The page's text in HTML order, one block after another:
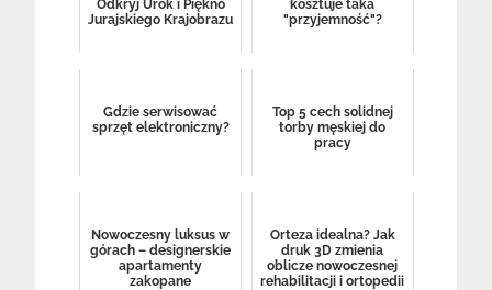
Odkryj Urok i Piękno
Jurajskiego Krajobrazu
kosztuje taka
"przyjemność"?
Gdzie serwisować
sprzęt elektroniczny?
Top 5 cech solidnej
torby męskiej do
pracy
Nowoczesny luksus w
górach – designerskie
apartamenty
zakopane
Orteza idealna? Jak
druk 3D zmienia
oblicze nowoczesnej
rehabilitacji i ortopedii